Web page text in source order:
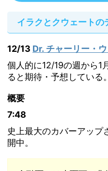
イラクとクウェート
12/13 Dr. チャーリー・
個人的に12/19の週から1
ると期待・予想している。
概要
7:48
史上最大のカバーアップ
開中。